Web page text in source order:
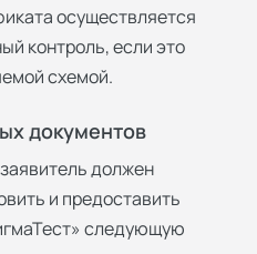
осуществляется
контроль, если это
схемой.
документов
должен
и предоставить
следующую